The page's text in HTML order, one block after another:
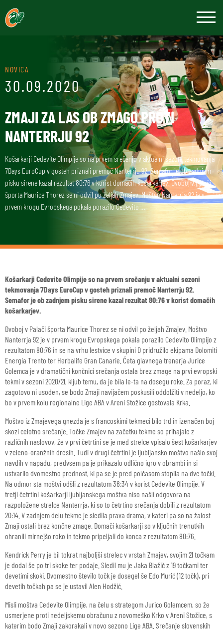
NOVICA
30.09.2020
ZMAJI ZA LAS OB ZMAGO PROTI
NANTERRJU 92
Košarkarji Cedevite Olimpije so na prvem srečanju v aktualni sezoni tekmovanja
7Days EuroCup v gosteh priznali premoč Nanterrju 92. Semafor je ob zadnjem
pisku sirene kazal rezultat 80:76 v korist domačih košarkarjev. Dvoboj v Palači
športa Maurice Thorez se ni odvil po željah Zmajev. Moštvo Nanterrja 92 je v
prvem krogu Evropskega pokala porazilo Cedevito …
Košarkarji Cedevite Olimpije so na prvem srečanju v aktualni sezoni
tekmovanja 7Days EuroCup v gosteh priznali premoč Nanterrju 92.
Semafor je ob zadnjem pisku sirene kazal rezultat 80:76 v korist domačih
košarkarjev.
Dvoboj v Palači športa Maurice Thorez se ni odvil po željah Zmajev. Moštvo
Nanterrja 92 je v prvem krogu Evropskega pokala porazilo Cedevito Olimpijo z
rezultatom 80:76 in se na vrhu lestvice v skupini D pridružilo ekipama Dolomiti
Energia Trento ter Herbalife Gran Canarie. Četa glavnega trenerja Jurice
Golemca je v dramatični končnici srečanja ostala brez zmage na prvi evropski
tekmi v sezoni 2020/21, kljub temu, da je bila le-ta na dosegu roke. Za poraz, ki
zagotovo ni usoden, se bodo Zmaji navijačem poskusili oddolžiti v nedeljo, ko
bo v prvem kolu regionalne Lige ABA v Areni Stožice gostovala Krka.
Moštvo iz Zmajevega gnezda je s francoskimi tekmeci bilo trd in izenačen boj
skozi celotno srečanje. Točke Zmajev na začetku tekme so prihajale z
različnih naslovov, že v prvi četrtini se je med strelce vpisalo šest košarkarjev
v zeleno-oranžnih dresih. Tudi v drugi četrtini je ljubljansko moštvo našlo svoj
navdih v napadu, predvsem pa je prikazalo odlično igro v obrambi in si
ustvarilo dvomestno prednost, ki pa se je pred polčasom stopila na dve točki.
Na odmor sta moštvi odšli z rezultatom 36:34 v korist Cedevite Olimpije. V
tretji četrtini košarkarji ljubljanskega moštva niso našli odgovora na
razpoložene strelce Nanterrja, ki so to četrtino srečanja dobili z rezultatom
20:14. V zadnjem delu tekme je sledila prava drama, v kateri pa so na žalost
Zmaji ostali brez končne zmage. Domači košarkarji so v ključnih trenutkih
ohranili mirnejšo roko in tekmo pripeljali do konca z rezultatom 80:76.
Kendrick Perry je bil tokrat najboljši strelec v vrstah Zmajev, svojim 21 točkam
je dodal še po tri skoke ter podaje. Sledil mu je Jaka Blažič z 19 točkami ter
devetimi skoki. Dvomestno število točk je dosegel še Edo Murić (12 točk), pri
devetih točkah pa se je ustavil Alen Hodžić.
Misli moštva Cedevite Olimpije, na čelu s strategom Jurico Golemcem, so že
usmerjene proti nedeljskemu obračunu z novomeško Krko v Areni Stožice, s
katerim bodo Zmaji zakorakali v novo sezono Lige ABA. Srečanje slovenskih